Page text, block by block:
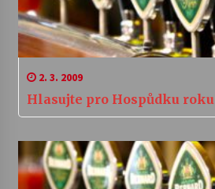
2. 3. 2009
Hlasujte pro Hospůdku roku